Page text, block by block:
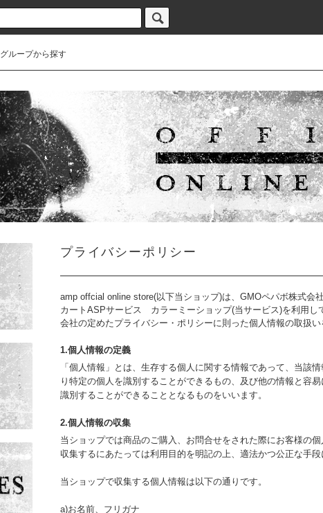
グループから探す
プライバシーポリシー
amp offcial online store(以下当ショップ)は、 GMOペパボ株式会社
カートASPサービス カラーミーショップ(当サービス)を利用し
会社の定めたプライバシー・ポリシーに則った個人情報の取扱い
1.個人情報の定義
「個人情報」とは、生存する個人に関する情報であって、当該
り特定の個人を識別することができるもの、及び他の情報と容
識別することができることとなるものをいいます。
2.個人情報の収集
当ショップでは商品のご購入、お問合せをされた際にお客様の
収集するにあたっては利用目的を明記の上、適法かつ公正な手段
当ショップで収集する個人情報は以下の通りです。
a)お名前、フリガナ